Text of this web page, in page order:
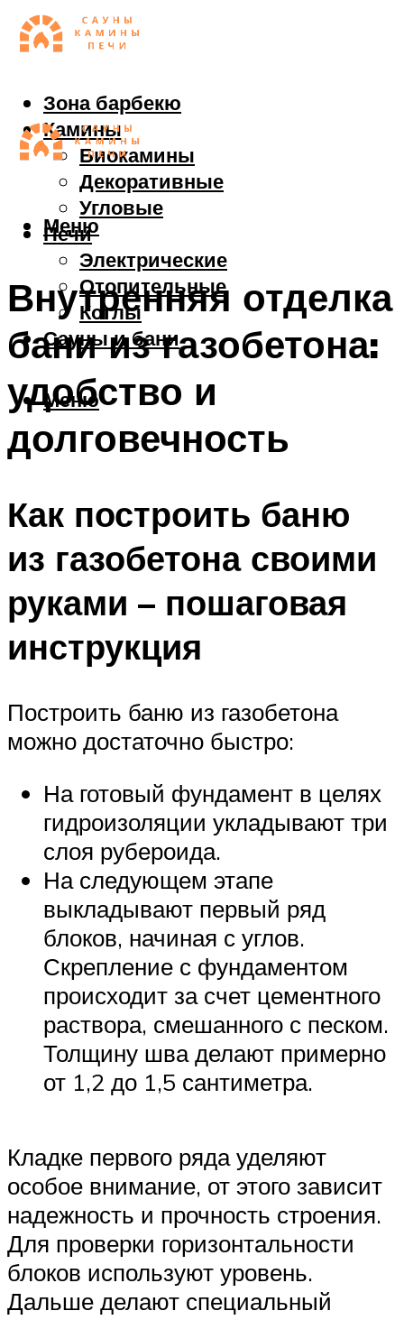
Зона барбекю
Камины
Биокамины
Декоративные
Угловые
Печи
Электрические
Отопительные
Котлы
Сауны и бани
Меню
Меню
Внутренняя отделка
бани из газобетона:
удобство и
долговечность
Как построить баню
из газобетона своими
руками – пошаговая
инструкция
Построить баню из газобетона
можно достаточно быстро:
На готовый фундамент в целях
гидроизоляции укладывают три
слоя рубероида.
На следующем этапе
выкладывают первый ряд
блоков, начиная с углов.
Скрепление с фундаментом
происходит за счет цементного
раствора, смешанного с песком.
Толщину шва делают примерно
от 1,2 до 1,5 сантиметра.
Кладке первого ряда уделяют
особое внимание, от этого зависит
надежность и прочность строения.
Для проверки горизонтальности
блоков используют уровень.
Дальше делают специальный